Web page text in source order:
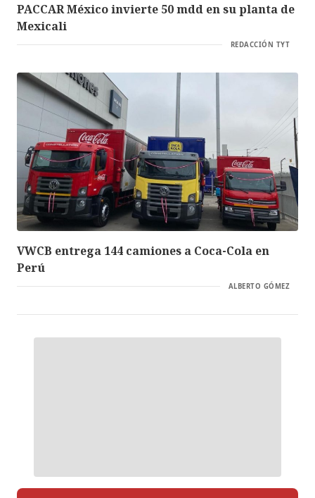
PACCAR México invierte 50 mdd en su planta de
Mexicali
REDACCIÓN TYT
VWCB entrega 144 camiones a Coca-Cola en
Perú
ALBERTO GÓMEZ